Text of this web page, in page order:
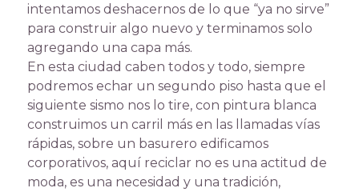
intentamos deshacernos de lo que “ya no sirve”
para construir algo nuevo y terminamos solo
agregando una capa más.
En esta ciudad caben todos y todo, siempre
podremos echar un segundo piso hasta que el
siguiente sismo nos lo tire, con pintura blanca
construimos un carril más en las llamadas vías
rápidas, sobre un basurero edificamos
corporativos, aquí reciclar no es una actitud de
moda, es una necesidad y una tradición,